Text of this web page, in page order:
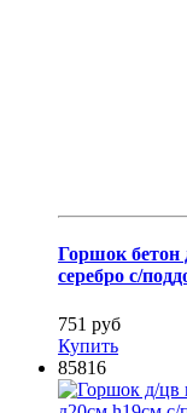
Горшок бетон
серебро с/
751 руб
Купить
85816